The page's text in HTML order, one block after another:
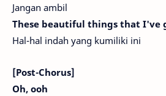
Jangan ambil
These beautiful things that I've
Hal-hal indah yang kumiliki ini
[Post-Chorus]
Oh, ooh